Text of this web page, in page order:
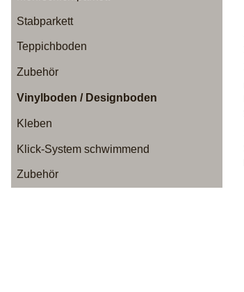
Stabparkett
Teppichboden
Zubehör
Vinylboden / Designboden
Kleben
Klick-System schwimmend
Zubehör